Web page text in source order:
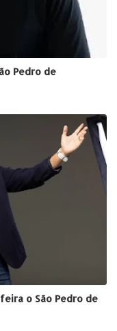
Pedro de
o São Pedro de